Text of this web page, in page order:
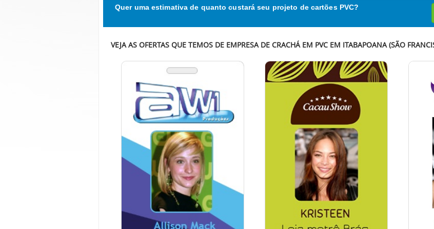
Quer uma estimativa de quanto custará seu projeto de cartões PVC?
VEJA AS OFERTAS QUE TEMOS DE EMPRESA DE CRACHÁ EM PVC EM ITABAPOANA (SÃO